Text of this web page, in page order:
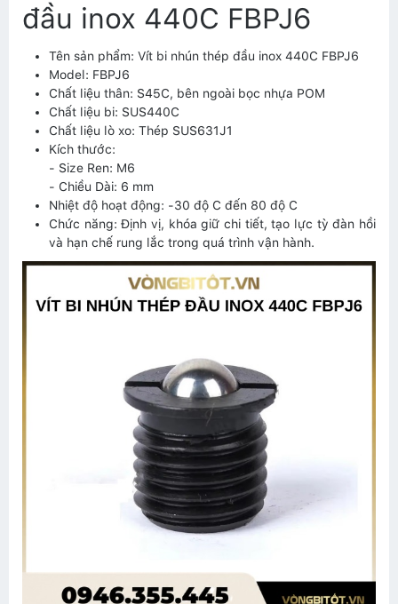
đầu inox 440C FBPJ6
Tên sản phẩm: Vít bi nhún thép đầu inox 440C FBPJ6
Model: FBPJ6
Chất liệu thân: S45C, bên ngoài bọc nhựa POM
Chất liệu bi: SUS440C
Chất liệu lò xo: Thép SUS631J1
Kích thước:
- Size Ren: M6
- Chiều Dài: 6 mm
Nhiệt độ hoạt động: -30 độ C đến 80 độ C
Chức năng: Định vị, khóa giữ chi tiết, tạo lực tỳ đàn hồi
và hạn chế rung lắc trong quá trình vận hành.